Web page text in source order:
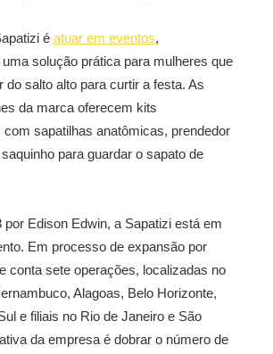
é atuar em eventos,
solução prática para mulheres que
do salto alto para curtir a festa. As
da marca oferecem kits
com sapatilhas anatômicas, prendedor
para guardar o sapato de
por Edison Edwin, a Sapatizi está em
Em processo de expansão por
conta sete operações, localizadas no
Alagoas, Belo Horizonte,
e filiais no Rio de Janeiro e São
da empresa é dobrar o número de